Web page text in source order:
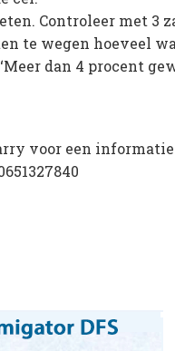
Controleer met 3
te wegen hoeveel
dan 4 procent
voor een